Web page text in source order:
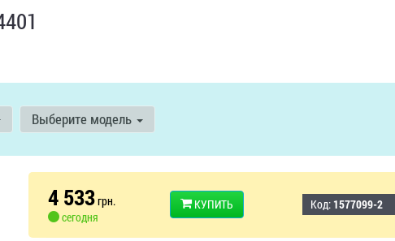
Выберите модель
4 533грн.
сегодня
КУПИТЬ Код: 1577099-2